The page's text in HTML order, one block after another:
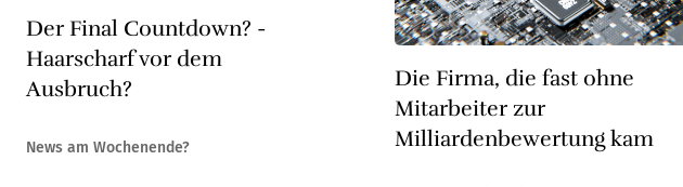
Der Final Countdown? -
Haarscharf vor dem
Ausbruch?
News am Wochenende?
Die Firma, die fast ohne
Mitarbeiter zur
Milliardenbewertung kam